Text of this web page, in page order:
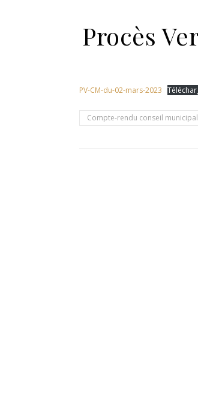
Procès
PV-CM-du-02-mars-2023
Compte-rendu conseil municipal